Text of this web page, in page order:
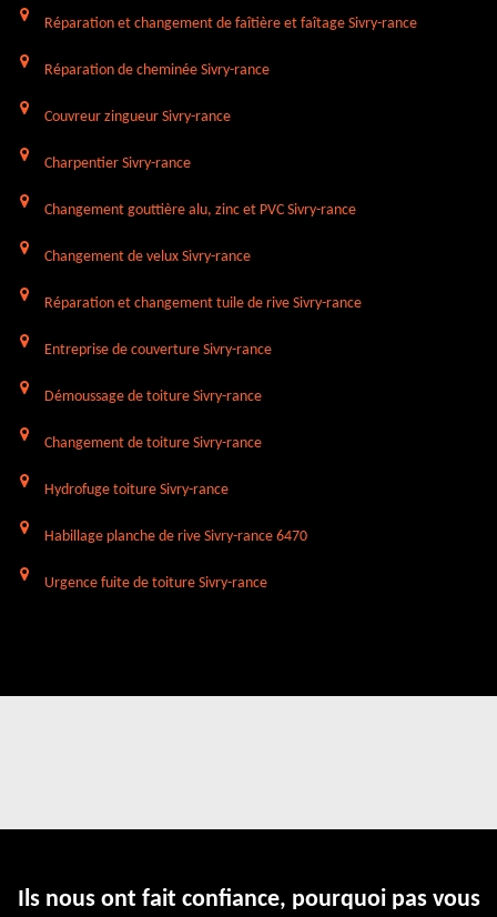
Réparation et changement de faîtière et faîtage Sivry-rance
Réparation de cheminée Sivry-rance
Couvreur zingueur Sivry-rance
Charpentier Sivry-rance
Changement gouttière alu, zinc et PVC Sivry-rance
Changement de velux Sivry-rance
Réparation et changement tuile de rive Sivry-rance
Entreprise de couverture Sivry-rance
Démoussage de toiture Sivry-rance
Changement de toiture Sivry-rance
Hydrofuge toiture Sivry-rance
Habillage planche de rive Sivry-rance 6470
Urgence fuite de toiture Sivry-rance
Ils nous ont fait confiance, pourquoi pas vous